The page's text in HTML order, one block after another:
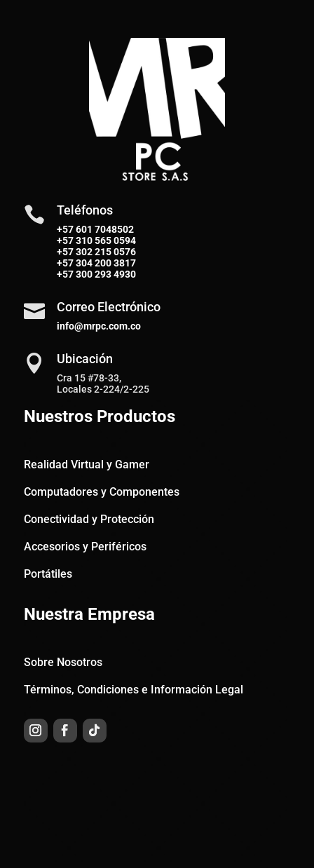
 Teléfonos
+57 601 7048502
+57310 565 0594
+57302 215 0576
+57304 200 3817
+57300 293 4930
 Correo Electrónico
info@mrpc.com.co
 Ubicación
Cra 15 #78-33,
Locales 2-224/2-225
Nuestros Productos
Realidad Virtual y Gamer
Computadores y Componentes
Conectividad y Protección
Accesorios y Periféricos
Portátiles
Nuestra Empresa
Sobre Nosotros
Términos, Condiciones e Información Legal